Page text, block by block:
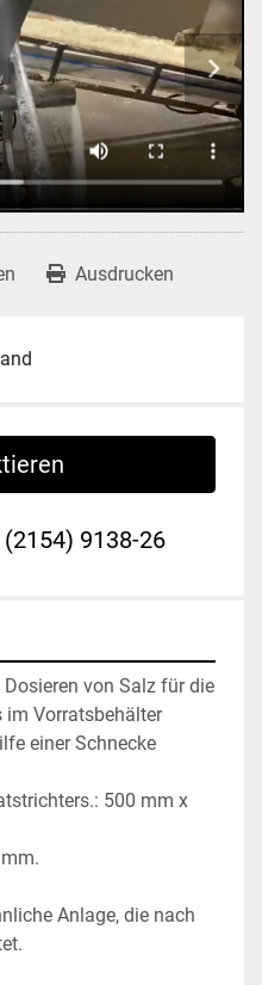
Ausdrucken
9138-26
von Salz für die
im Vorratsbehälter
einer Schnecke
500 mm x
Anlage, die nach